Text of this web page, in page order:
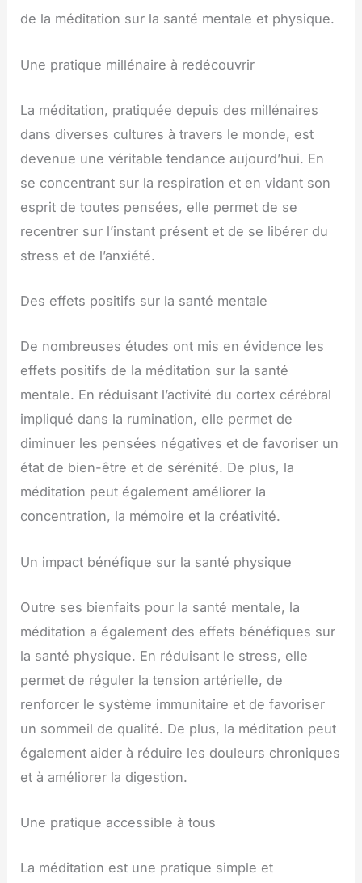
de la méditation sur la santé mentale et physique.
Une pratique millénaire à redécouvrir
La méditation, pratiquée depuis des millénaires
dans diverses cultures à travers le monde, est
devenue une véritable tendance aujourd’hui. En
se concentrant sur la respiration et en vidant son
esprit de toutes pensées, elle permet de se
recentrer sur l’instant présent et de se libérer du
stress et de l’anxiété.
Des effets positifs sur la santé mentale
De nombreuses études ont mis en évidence les
effets positifs de la méditation sur la santé
mentale. En réduisant l’activité du cortex cérébral
impliqué dans la rumination, elle permet de
diminuer les pensées négatives et de favoriser un
état de bien-être et de sérénité. De plus, la
méditation peut également améliorer la
concentration, la mémoire et la créativité.
Un impact bénéfique sur la santé physique
Outre ses bienfaits pour la santé mentale, la
méditation a également des effets bénéfiques sur
la santé physique. En réduisant le stress, elle
permet de réguler la tension artérielle, de
renforcer le système immunitaire et de favoriser
un sommeil de qualité. De plus, la méditation peut
également aider à réduire les douleurs chroniques
et à améliorer la digestion.
Une pratique accessible à tous
La méditation est une pratique simple et